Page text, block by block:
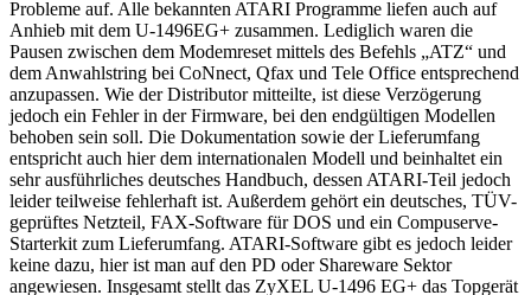
Probleme auf. Alle bekannten ATARI Programme liefen auch auf
Anhieb mit dem U-1496EG+ zusammen. Lediglich waren die
Pausen zwischen dem Modemreset mittels des Befehls „ATZ“ und
dem Anwahlstring bei CoNnect, Qfax und Tele Office entsprechend
anzupassen. Wie der Distributor mitteilte, ist diese Verzögerung
jedoch ein Fehler in der Firmware, bei den endgültigen Modellen
behoben sein soll. Die Dokumentation sowie der Lieferumfang
entspricht auch hier dem internationalen Modell und beinhaltet ein
sehr ausführliches deutsches Handbuch, dessen ATARI-Teil jedoch
leider teilweise fehlerhaft ist. Außerdem gehört ein deutsches, TÜV-
geprüftes Netzteil, FAX-Software für DOS und ein Compuserve-
Starterkit zum Lieferumfang. ATARI-Software gibt es jedoch leider
keine dazu, hier ist man auf den PD oder Shareware Sektor
angewiesen. Insgesamt stellt das ZyXEL U-1496 EG+ das Topgerät